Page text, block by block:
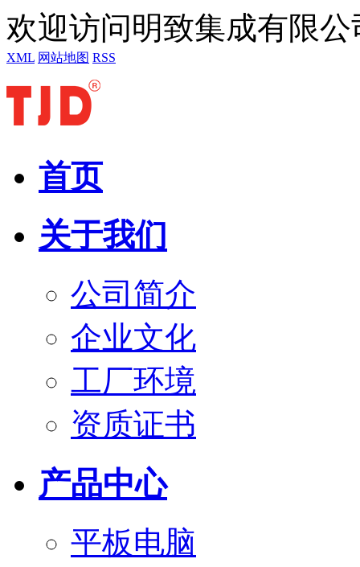
欢迎访问明致集成有限公
XML 网站地图 RSS
首页
关于我们
公司简介
企业文化
工厂环境
资质证书
产品中心
平板电脑